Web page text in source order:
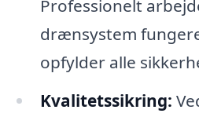
Professionelt
drænsystem
opfylder alle
Kvalitetssikring: